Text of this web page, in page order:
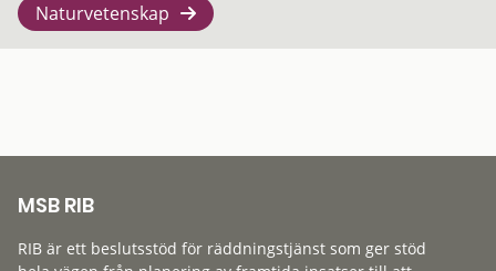
Naturvetenskap
MSB RIB
RIB är ett beslutsstöd för räddningstjänst som ger stöd